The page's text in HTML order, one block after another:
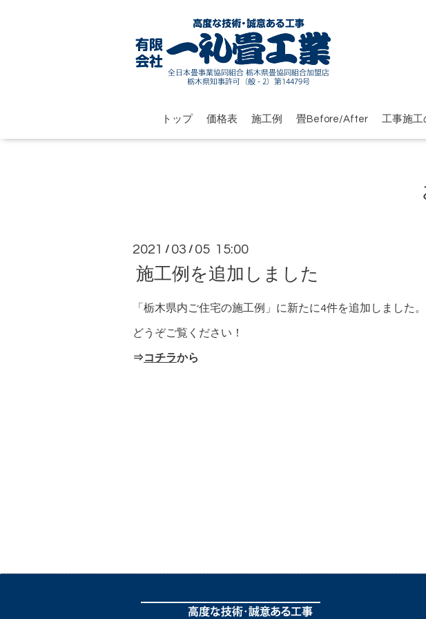
トップ 価格表 施工例 畳Before/After 工事施
2021 / 03 / 05 15:00
施工例を追加しました
「栃木県内ご住宅の施工例」に新たに4件を追加しました。
どうぞご覧ください！
⇒コチラから